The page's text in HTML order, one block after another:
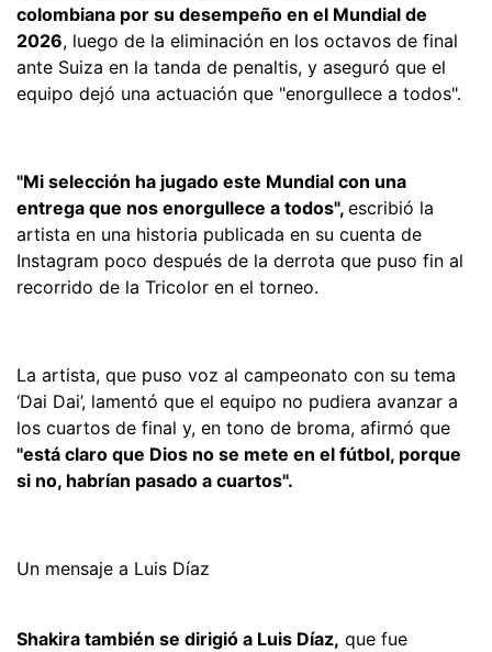
colombiana por su desempeño en el Mundial de
2026, luego de la eliminación en los octavos de final
ante Suiza en la tanda de penaltis, y aseguró que el
equipo dejó una actuación que "enorgullece a todos".
"Mi selección ha jugado este Mundial con una
entrega que nos enorgullece a todos", escribió la
artista en una historia publicada en su cuenta de
Instagram poco después de la derrota que puso fin al
recorrido de la Tricolor en el torneo.
La artista, que puso voz al campeonato con su tema
‘Dai Dai’, lamentó que el equipo no pudiera avanzar a
los cuartos de final y, en tono de broma, afirmó que
"está claro que Dios no se mete en el fútbol, porque
si no, habrían pasado a cuartos".
Un mensaje a Luis Díaz
Shakira también se dirigió a Luis Díaz, que fue